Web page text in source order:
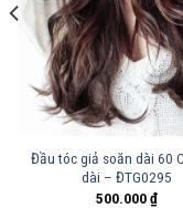
Đầu tóc giả soăn dài 60
dài – ĐTG0295
500.000₫